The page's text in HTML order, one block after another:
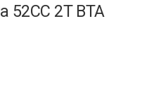
52CC 2T BTA